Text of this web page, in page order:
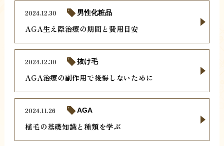
AGA生え際治療の期間と費用目安
2024.12.30 男性化粧品
AGA治療の副作用で後悔しないために
2024.12.30 抜け毛
植毛の基礎知識と種類を学ぶ
2024.11.26 AGA